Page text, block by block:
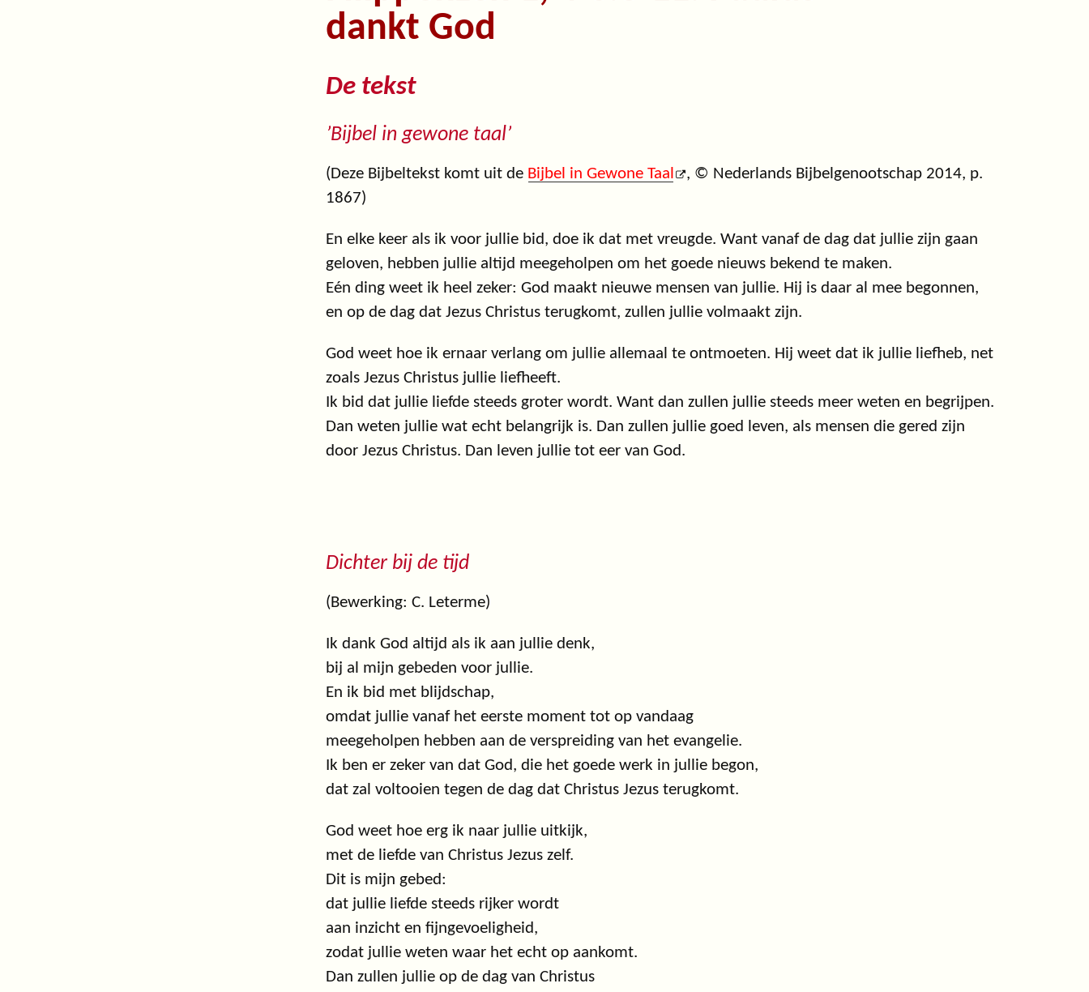
dankt God
De tekst
’Bijbel in gewone taal’
(Deze Bijbeltekst komt uit de Bijbel in Gewone Taal
, © Nederlands Bijbelgenootschap 2014, p.
1867)
En elke keer als ik voor jullie bid, doe ik dat met vreugde. Want vanaf de dag dat jullie zijn gaan
geloven, hebben jullie altijd meegeholpen om het goede nieuws bekend te maken.
Eén ding weet ik heel zeker: God maakt nieuwe mensen van jullie. Hij is daar al mee begonnen,
en op de dag dat Jezus Christus terugkomt, zullen jullie volmaakt zijn.
God weet hoe ik ernaar verlang om jullie allemaal te ontmoeten. Hij weet dat ik jullie liefheb, net
zoals Jezus Christus jullie liefheeft.
Ik bid dat jullie liefde steeds groter wordt. Want dan zullen jullie steeds meer weten en begrijpen.
Dan weten jullie wat echt belangrijk is. Dan zullen jullie goed leven, als mensen die gered zijn
door Jezus Christus. Dan leven jullie tot eer van God.
Dichter bij de tijd
(Bewerking: C. Leterme)
Ik dank God altijd als ik aan jullie denk,
bij al mijn gebeden voor jullie.
En ik bid met blijdschap,
omdat jullie vanaf het eerste moment tot op vandaag
meegeholpen hebben aan de verspreiding van het evangelie.
Ik ben er zeker van dat God, die het goede werk in jullie begon,
dat zal voltooien tegen de dag dat Christus Jezus terugkomt.
God weet hoe erg ik naar jullie uitkijk,
met de liefde van Christus Jezus zelf.
Dit is mijn gebed:
dat jullie liefde steeds rijker wordt
aan inzicht en fijngevoeligheid,
zodat jullie weten waar het echt op aankomt.
Dan zullen jullie op de dag van Christus